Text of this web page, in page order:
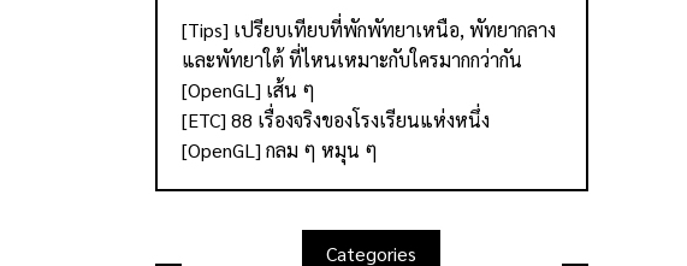
[Tips] เปรียบเทียบที่พักพัทยาเหนือ, พัทยากลาง
และพัทยาใต้ ที่ไหนเหมาะกับใครมากกว่ากัน
[OpenGL] เส้น ๆ
[ETC] 88 เรื่องจริงของโรงเรียนแห่งหนึ่ง
[OpenGL] กลม ๆ หมุน ๆ
Categories